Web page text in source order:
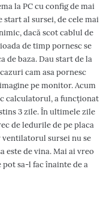
la PC cu config de mai
start al sursei, de cele mai
dacă scot cablul de
de timp pornesc se
de baza. Dau start de la
cam asa pornesc
pe monitor. Acum
calculatorul, a funcționat
3 zile. În ultimele zile
de ledurile de pe placa
ventilatorul sursei nu se
este de vina. Mai ai vreo
pot sa-l fac înainte de a